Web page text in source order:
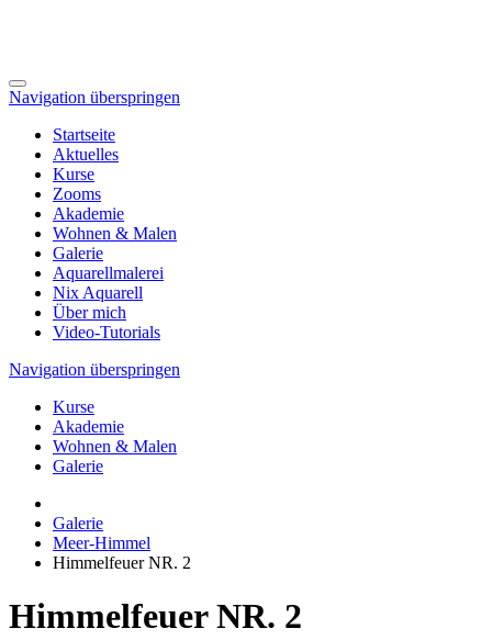
Navigation überspringen
Startseite
Aktuelles
Kurse
Zooms
Akademie
Wohnen & Malen
Galerie
Aquarellmalerei
Nix Aquarell
Über mich
Video-Tutorials
Navigation überspringen
Kurse
Akademie
Wohnen & Malen
Galerie
Galerie
Meer-Himmel
Himmelfeuer NR. 2
Himmelfeuer NR. 2